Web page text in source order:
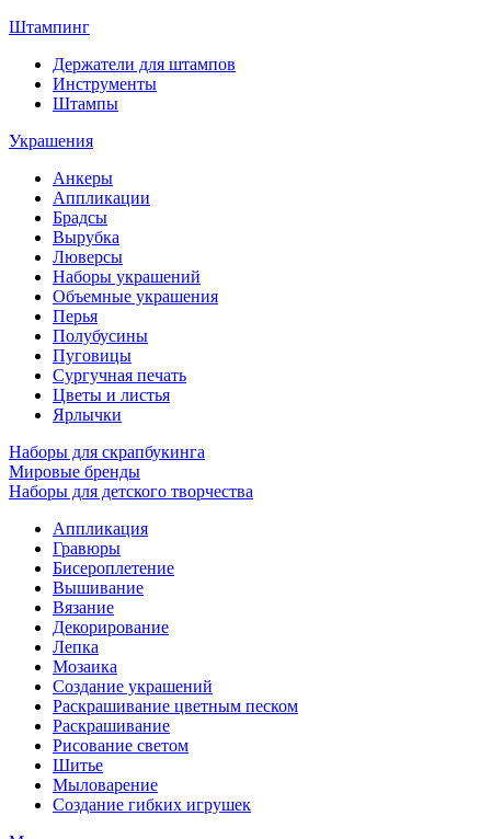
Штампинг
Держатели для штампов
Инструменты
Штампы
Украшения
Анкеры
Аппликации
Брадсы
Вырубка
Люверсы
Наборы украшений
Объемные украшения
Перья
Полубусины
Пуговицы
Сургучная печать
Цветы и листья
Ярлычки
Наборы для скрапбукинга
Мировые бренды
Наборы для детского творчества
Аппликация
Гравюры
Бисероплетение
Вышивание
Вязание
Декорирование
Лепка
Мозаика
Создание украшений
Раскрашивание цветным песком
Раскрашивание
Рисование светом
Шитье
Мыловарение
Создание гибких игрушек